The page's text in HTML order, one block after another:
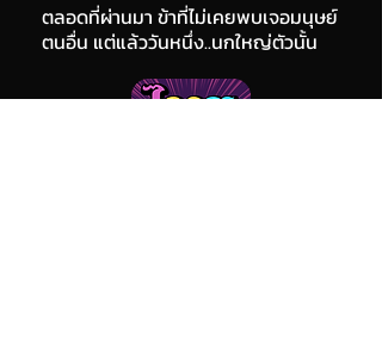
ตลอดที่ผ่านมา ข้าที่ไม่เคยพบเจอมนุษย์
ตนอื่น แต่แล้ววันหนึ่ง..นกใหญ่ตัวนั้น